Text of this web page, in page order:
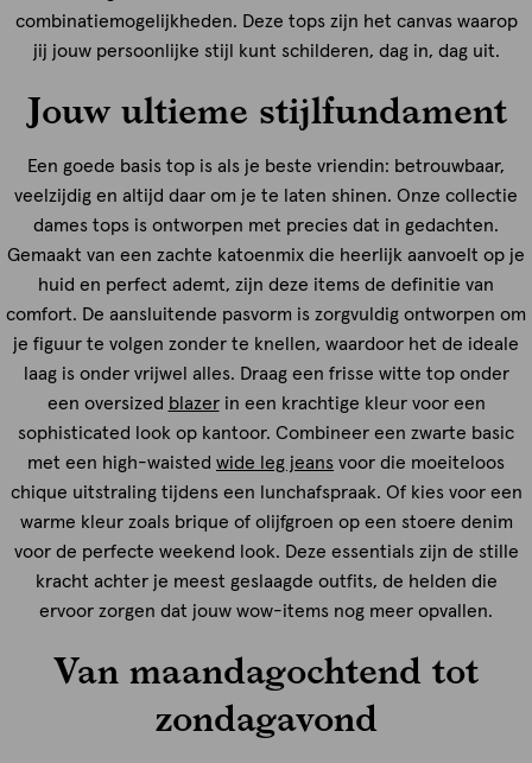
combinatiemogelijkheden. Deze tops zijn het canvas waarop
jij jouw persoonlijke stijl kunt schilderen, dag in, dag uit.
Jouw ultieme stijlfundament
Een goede basis top is als je beste vriendin: betrouwbaar,
veelzijdig en altijd daar om je te laten shinen. Onze collectie
dames tops is ontworpen met precies dat in gedachten.
Gemaakt van een zachte katoenmix die heerlijk aanvoelt op je
huid en perfect ademt, zijn deze items de definitie van
comfort. De aansluitende pasvorm is zorgvuldig ontworpen om
je figuur te volgen zonder te knellen, waardoor het de ideale
laag is onder vrijwel alles. Draag een frisse witte top onder
een oversized blazerin een krachtige kleur voor een
sophisticated look op kantoor. Combineer een zwarte basic
met een high-waisted wide leg jeans voor die moeiteloos
chique uitstraling tijdens een lunchafspraak. Of kies voor een
warme kleur zoals brique of olijfgroen op een stoere denim
voor de perfecte weekend look. Deze essentials zijn de stille
kracht achter je meest geslaagde outfits, de helden die
ervoor zorgen dat jouw wow-items nog meer opvallen.
Van maandagochtend tot
zondagavond